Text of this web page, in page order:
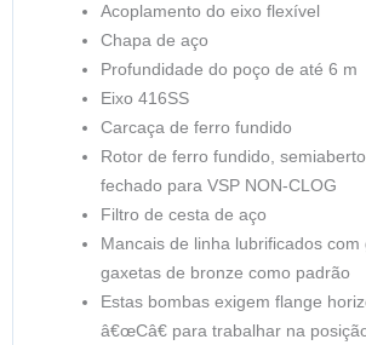
Acoplamento do eixo flexível
Chapa de aço
Profundidade do poço de até 6 m
Eixo 416SS
Carcaça de ferro fundido
Rotor de ferro fundido,
fechado para VSP NON-CLOG
Filtro de cesta de aço
Mancais de linha lubrificados com
gaxetas de bronze como padrão
Estas bombas exigem flange
â€œCâ€ para trabalhar na